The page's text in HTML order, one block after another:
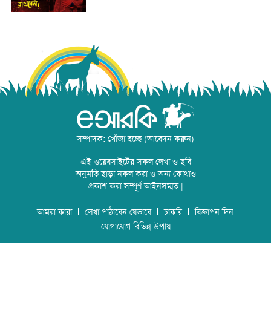
সম্পাদক: খোঁজা হচ্ছে (আবেদন করুন)
এই ওয়েবসাইটের সকল লেখা ও ছবি
অনুমতি ছাড়া নকল করা ও অন্য কোথাও
প্রকাশ করা সম্পূর্ণ আইনসম্মত |
আমরা কারা লেখা পাঠাবেন যেভাবে চাকরি
বিজ্ঞাপন দিন
যোগাযোগ বিভিন্ন উপায়